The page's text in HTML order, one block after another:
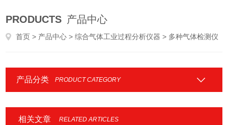
PRODUCTS 产品中心
首页 > 产品中心 >综合气体工业过程分析仪器 > 多种气体检测仪
产品分类 PRODUCT CATEGORY
相关文章 RELATED ARTICLES